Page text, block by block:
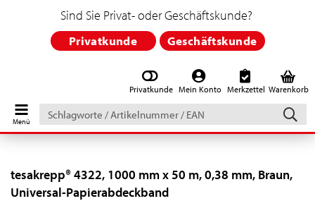
Privatkunde Mein Konto Merkzettel Warenkorb
Schlagworte
/
Artikelnummer
EAN
Sind Sie Privat- oder Geschäftskunde?
Privatkunde Geschäftskunde
tesakrepp® 4322, 1000 mm x 50 m, 0,38 mm, Braun,
Universal-Papierabdeckband